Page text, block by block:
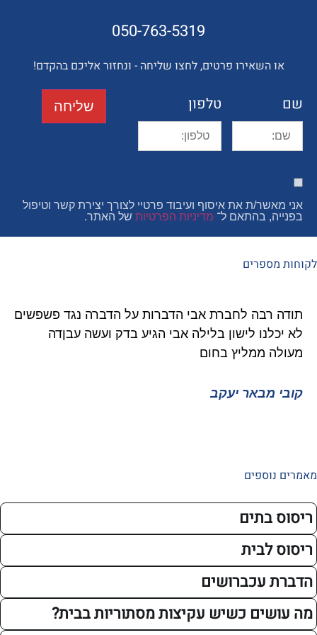
050-763-5319
פרטים, לחצו שליחה - ונחזור אליכם בהקדם!
ת את איסוף ועיבוד פרטיי לצורך יצירת קשר וטיפול
בהתאם ל־מדיניות הפרטיותשל האתר.
לחברת אבי הדברות על הדברה נגד פשפשים
לישון בלילה אבי הגיע בדק ועשה עבןדה
ממליץ בחום
יעקב
כשיש עקיצות מסתוריות בבית?